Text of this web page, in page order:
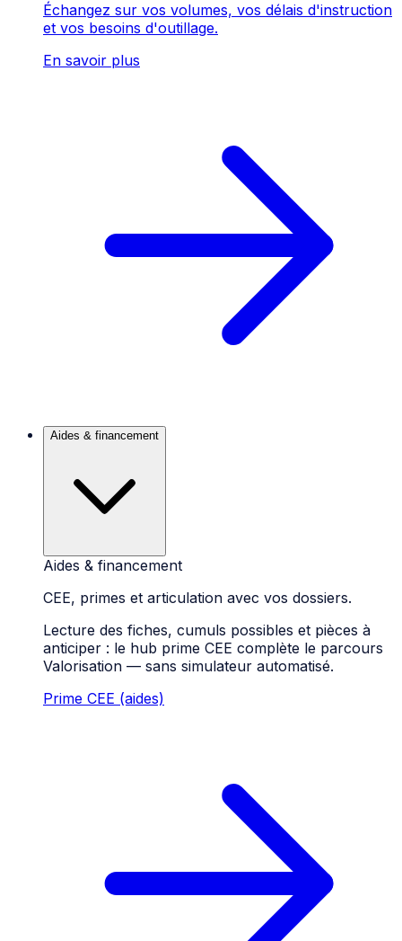
Échangez sur vos volumes, vos délais d'instruction
et vos besoins d'outillage.
En savoir plus
Aides & financement
Aides & financement
CEE, primes et articulation avec vos dossiers.
Lecture des fiches, cumuls possibles et pièces à
anticiper : le hub prime CEE complète le parcours
Valorisation — sans simulateur automatisé.
Prime CEE (aides)